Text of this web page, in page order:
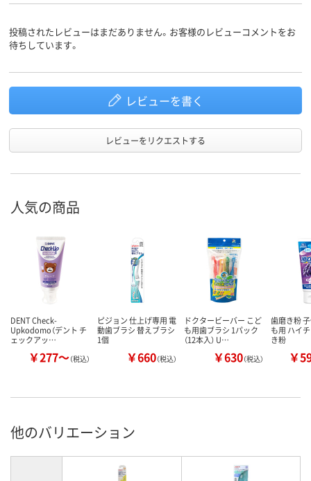
投稿されたレビューはまだありません。お客様のレビューコメントをお
待ちしています。
レビューを書く
レビューをリクエストする
人気の商品
DENT Check-
Upkodomo（デント チ
ェックアッ…
￥277～（税込）
ピジョン 仕上げ専用 電
動歯ブラシ 替えブラシ
1個
￥660（税込）
ドクタービーバー こど
も用歯ブラシ 1パック
（12本入） U…
￥630（税込）
歯磨き粉
も用 ハイ
き粉
￥
他のバリエーション